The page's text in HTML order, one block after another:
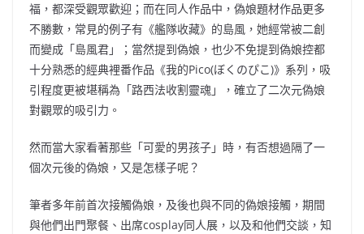
福，都深受觀眾歡迎；而在同人作品中，偽娘題材作品更多
不勝數，常見的例子有《艦隊收藏》的島風，她經常被二創
而變成「島風君」；當然提到偽娘，也少不免提到偽娘控都
十分熟悉的經典裡番作品《我的Pico(ぼくのぴこ)》系列，吸
引程度更被堪稱為「路西法收割靈魂」，確立了二次元偽娘
對觀眾的吸引力。
然而當大家看著那些「可愛的男孩子」時，有否想過隔了一
個次元後的偽娘，又是怎樣子呢？
筆者多年前首次接觸偽娘，及後也與不同的偽娘接觸，期間
與他們出門聚餐、出席cosplay同人展，以及和他們交談，知